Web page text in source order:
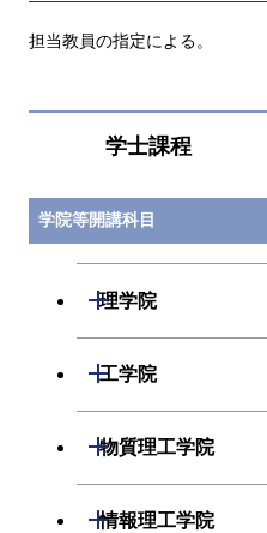
担当教員の指定による。
学士課程
学院等開講科目
理学院
開閉
物
化学系
開閉
工学院
開閉
機械系
開閉
物質理工学院
開閉
材料系
開閉
情報理工学院
開閉